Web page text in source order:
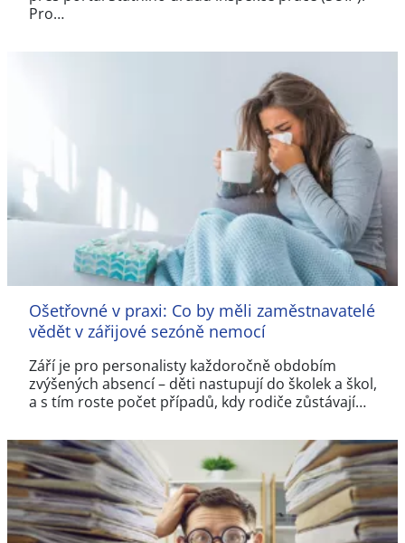
Pro…
Ošetřovné v praxi: Co by měli zaměstnavatelé
vědět v zářijové sezóně nemocí
Září je pro personalisty každoročně obdobím
zvýšených absencí – děti nastupují do školek a škol,
a s tím roste počet případů, kdy rodiče zůstávají…